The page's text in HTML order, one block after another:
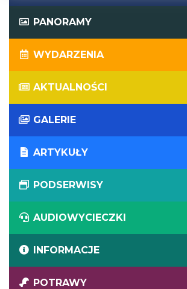
PANORAMY
WYDARZENIA
AKTUALNOŚCI
GALERIE
ARTYKUŁY
PODSERWISY
AUDIOWYCIECZKI
INFORMACJE
POTRAWY